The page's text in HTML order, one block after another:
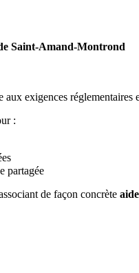
Saint-Amand-Montrond
exigences réglementaires
:
partagée
de façon concrète aide